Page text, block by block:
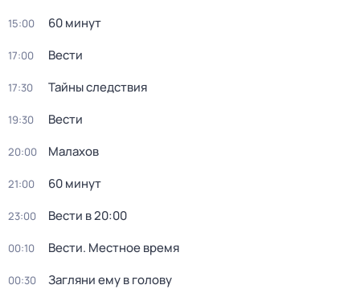
15:00 60 минут
17:00 Вести
17:30 Тайны следствия
19:30 Вести
20:00 Малахов
21:00 60 минут
23:00 Вести в 20:00
00:10 Вести. Местное время
00:30 Загляни ему в голову